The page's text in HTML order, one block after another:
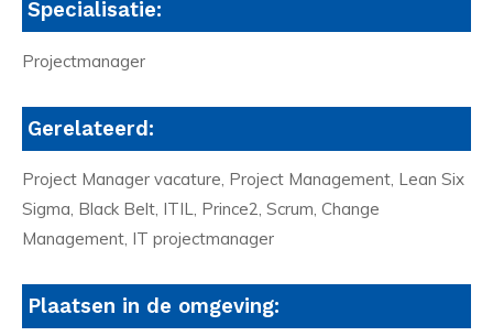
Specialisatie:
Projectmanager
Gerelateerd:
Project Manager vacature, Project Management, Lean Six
Sigma, Black Belt, ITIL, Prince2, Scrum, Change
Management, IT projectmanager
Plaatsen in de omgeving: